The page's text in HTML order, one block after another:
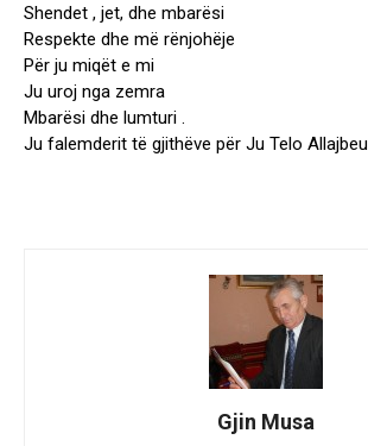
Shendet , jet, dhe mbarësi
Respekte dhe më rënjohëje
Për ju miqët e mi
Ju uroj nga zemra
Mbarësi dhe lumturi .
Ju falemderit të gjithëve për Ju Telo Allajbeu
Gjin Musa